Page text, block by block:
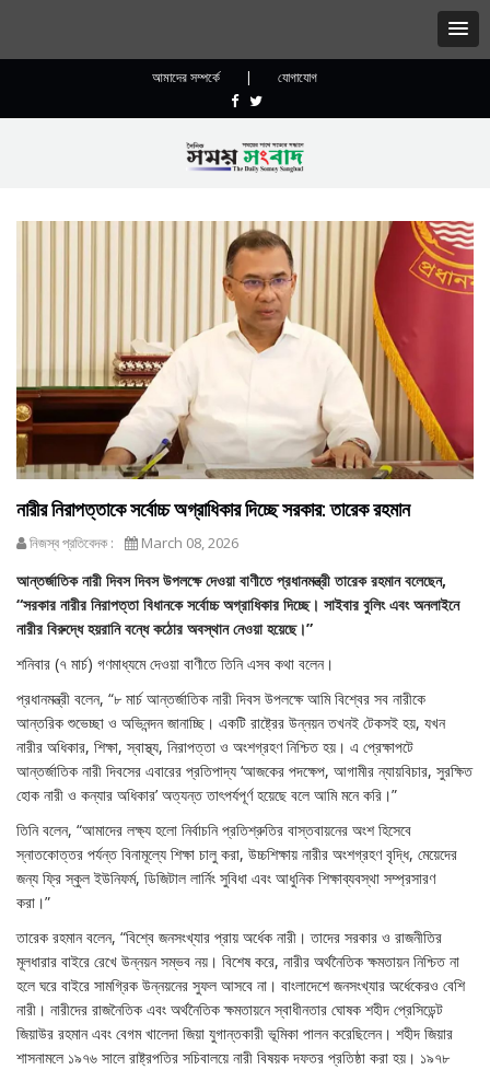
আমাদের সম্পর্কে | যোগাযোগ
নারীর নিরাপত্তাকে সর্বোচ্চ অগ্রাধিকার দিচ্ছে সরকার: তারেক রহমান
নিজস্ব প্রতিবেদক : March 08, 2026
আন্তর্জাতিক নারী দিবস দিবস উপলক্ষে দেওয়া বাণীতে প্রধানমন্ত্রী তারেক রহমান বলেছেন,
“সরকার নারীর নিরাপত্তা বিধানকে সর্বোচ্চ অগ্রাধিকার দিচ্ছে। সাইবার বুলিং এবং অনলাইনে
নারীর বিরুদ্ধে হয়রানি বন্ধে কঠোর অবস্থান নেওয়া হয়েছে।”
শনিবার (৭ মার্চ) গণমাধ্যমে দেওয়া বাণীতে তিনি এসব কথা বলেন।
প্রধানমন্ত্রী বলেন, “৮ মার্চ আন্তর্জাতিক নারী দিবস উপলক্ষে আমি বিশ্বের সব নারীকে
আন্তরিক শুভেচ্ছা ও অভিনন্দন জানাচ্ছি। একটি রাষ্ট্রের উন্নয়ন তখনই টেকসই হয়, যখন
নারীর অধিকার, শিক্ষা, স্বাস্থ্য, নিরাপত্তা ও অংশগ্রহণ নিশ্চিত হয়। এ প্রেক্ষাপটে
আন্তর্জাতিক নারী দিবসের এবারের প্রতিপাদ্য ‘আজকের পদক্ষেপ, আগামীর ন্যায়বিচার, সুরক্ষিত
হোক নারী ও কন্যার অধিকার’ অত্যন্ত তাৎপর্যপূর্ণ হয়েছে বলে আমি মনে করি।”
তিনি বলেন, “আমাদের লক্ষ্য হলো নির্বাচনি প্রতিশ্রুতির বাস্তবায়নের অংশ হিসেবে
স্নাতকোত্তর পর্যন্ত বিনামূল্যে শিক্ষা চালু করা, উচ্চশিক্ষায় নারীর অংশগ্রহণ বৃদ্ধি, মেয়েদের
জন্য ফ্রি স্কুল ইউনিফর্ম, ডিজিটাল লার্নিং সুবিধা এবং আধুনিক শিক্ষাব্যবস্থা সম্প্রসারণ
করা।”
তারেক রহমান বলেন, “বিশ্বে জনসংখ্যার প্রায় অর্ধেক নারী। তাদের সরকার ও রাজনীতির
মূলধারার বাইরে রেখে উন্নয়ন সম্ভব নয়। বিশেষ করে, নারীর অর্থনৈতিক ক্ষমতায়ন নিশ্চিত না
হলে ঘরে বাইরে সামগ্রিক উন্নয়নের সুফল আসবে না। বাংলাদেশে জনসংখ্যার অর্ধেকেরও বেশি
নারী। নারীদের রাজনৈতিক এবং অর্থনৈতিক ক্ষমতায়নে স্বাধীনতার ঘোষক শহীদ প্রেসিডেন্ট
জিয়াউর রহমান এবং বেগম খালেদা জিয়া যুগান্তকারী ভূমিকা পালন করেছিলেন। শহীদ জিয়ার
শাসনামলে ১৯৭৬ সালে রাষ্ট্রপতির সচিবালয়ে নারী বিষয়ক দফতর প্রতিষ্ঠা করা হয়। ১৯৭৮